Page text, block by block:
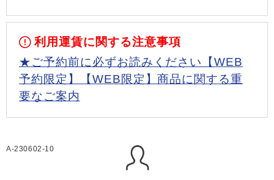
利用運賃に関する注意事項
★ご予約前に必ずお読みください【WEB
予約限定】【WEB限定】商品に関する重
要なご案内
A-230602-10